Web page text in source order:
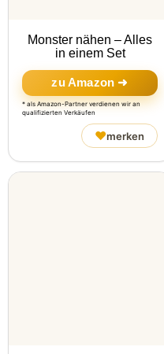
Monster nähen – Alles
in einem Set
zu Amazon ➜
* als Amazon-Partner verdienen wir an
qualifizierten Verkäufen
♥merken